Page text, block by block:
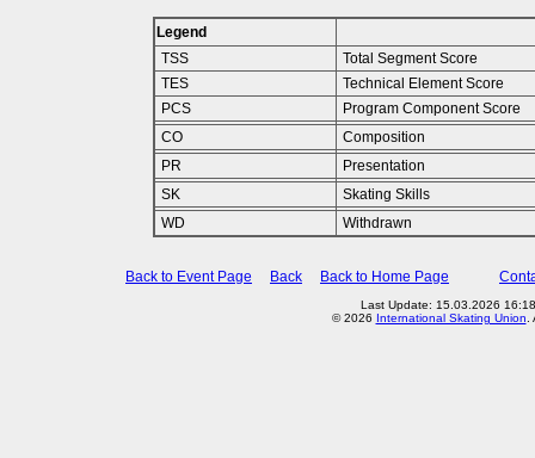
Legend
TSS
Total Segment Score
TES
Technical Element Score
PCS
Program Component Score
CO
Composition
PR
Presentation
SK
Skating Skills
WD
Withdrawn
Back to Event Page Back Back to Home Page
Last Update: 15.03.2026
© 2026 International Skating Union